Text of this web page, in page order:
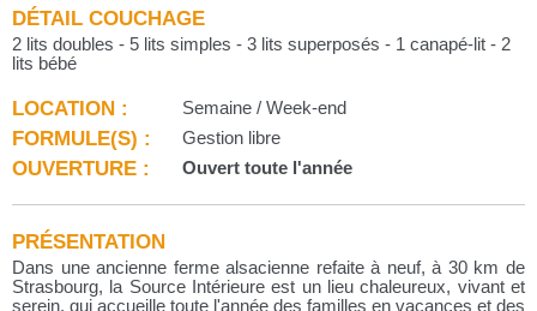
DÉTAIL COUCHAGE
2 lits doubles - 5 lits simples - 3 lits superposés - 1 canapé-lit - 2
lits bébé
LOCATION : Semaine / Week-end
FORMULE(S) : Gestion libre
OUVERTURE : Ouvert toute l'année
PRÉSENTATION
Dans une ancienne ferme alsacienne refaite à neuf, à 30 km de
Strasbourg, la Source Intérieure est un lieu chaleureux, vivant et
serein, qui accueille toute l'année des familles en vacances et des